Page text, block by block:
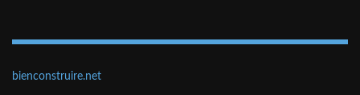
bienconstruire.net